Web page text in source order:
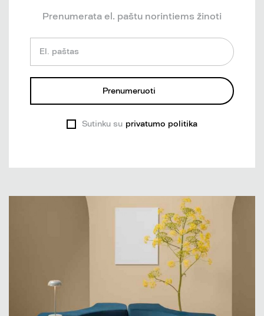
Prenumerata el. paštu norintiems žinoti
El. paštas
Prenumeruoti
Sutinku su privatumo politika